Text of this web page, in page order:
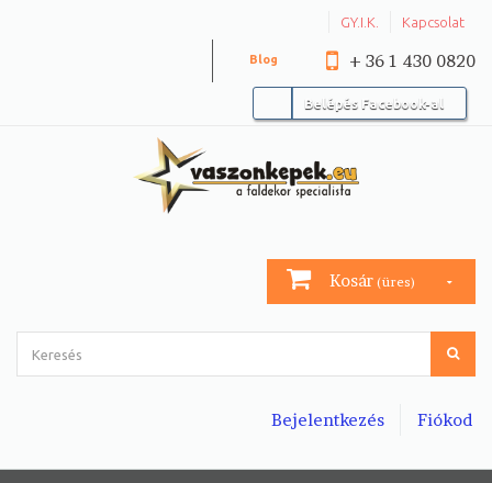
GY.I.K. Kapcsolat
+ 36 1 430 0820
Blog
Belépés Facebook-al
Kosár (üres)
Fiókod
Bejelentkezés